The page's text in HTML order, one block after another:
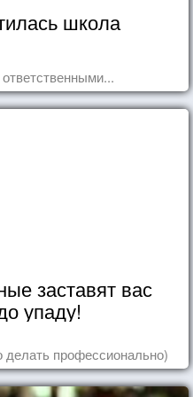
школа
заставят вас
упаду!
профессионально)